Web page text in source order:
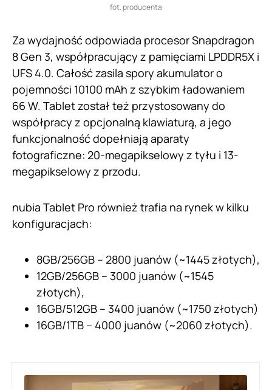
fot. producenta
Za wydajność odpowiada procesor Snapdragon
8 Gen 3, współpracujący z pamięciami LPDDR5X i
UFS 4.0. Całość zasila spory akumulator o
pojemności 10100 mAh z szybkim ładowaniem
66 W. Tablet został też przystosowany do
współpracy z opcjonalną klawiaturą, a jego
funkcjonalność dopełniają aparaty
fotograficzne: 20-megapikselowy z tyłu i 13-
megapikselowy z przodu.
nubia Tablet Pro również trafia na rynek w kilku
konfiguracjach:
8GB/256GB – 2800 juanów (~1445 złotych),
12GB/256GB – 3000 juanów (~1545
złotych),
16GB/512GB – 3400 juanów (~1750 złotych)
16GB/1TB – 4000 juanów (~2060 złotych).